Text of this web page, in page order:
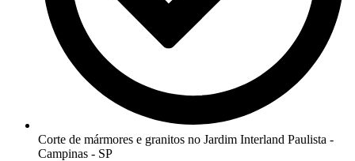
Corte de mármores e granitos no Jardim Interland Paulista -
Campinas - SP